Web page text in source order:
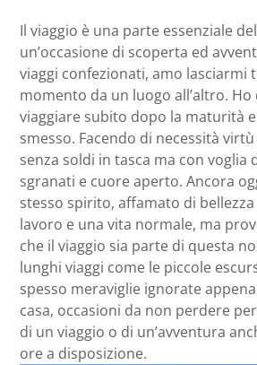
Il viaggio è una parte essenziale
un’occasione di scoperta ed
viaggi confezionati, amo lasciarmi
momento da un luogo all’altro.
viaggiare subito dopo la maturità
smesso. Facendo di necessità
senza soldi in tasca ma con voglia
sgranati e cuore aperto. Ancora
stesso spirito, affamato di
lavoro e una vita normale, ma
che il viaggio sia parte di questa
lunghi viaggi come le piccole
spesso meraviglie ignorate
casa, occasioni da non perdere
di un viaggio o di un’avventura
ore a disposizione.